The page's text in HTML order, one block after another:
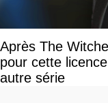
Après The
pour cette
autre série